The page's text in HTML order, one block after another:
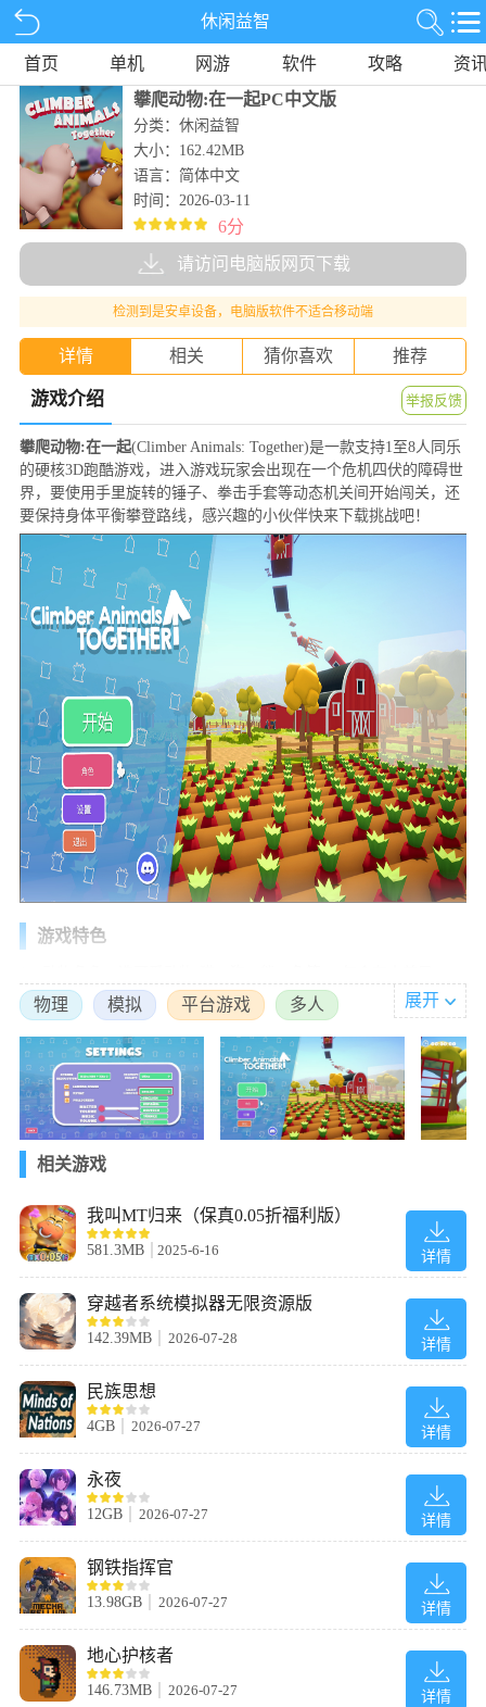
休闲益智
首页 单机 网游 软件 攻略
资
攀爬动物:在一起PC中文版
分类：休闲益智
大小：162.42MB
语言：简体中文
时间：2026-03-11
6分
请访问电脑版网页下载
检测到是安卓设备，电脑版软件不适合移动端
详情 相关 猜你喜欢 推荐
游戏介绍 举报反馈
攀爬动物:在一起(Climber Animals: Together)是一款支持1至8人同乐
的硬核3D跑酷游戏，进入游戏玩家会出现在一个危机四伏的障碍世
界，要使用手里旋转的锤子、拳击手套等动态机关间开始闯关，还
要保持身体平衡攀登路线，感兴趣的小伙伴快来下载挑战吧！
游戏特色
2、绳索/锁链连接：玩家被绳子/锁链绑在一起，必须同步攀爬、跳
跃、摆荡，一人失误全队受影响。
3、关卡目标：在复杂垂直/悬空场景里，爬得越高越好、闯过机
关、避开坠落，竞速/合作冲终点。
4、物理驱动：真实物理+绳索拉扯，操作有挑战，配合是关键。
5、模式：合作闯关、竞速、乱斗;单人也可玩。
攀爬动物:在一起新手指南
1、下载并启动游戏，在主菜单点击"Setting"选项进入系统设置界
面。
2、在设置列表中找到语言栏，将其切换为"简体中文"以便理解游戏
内容。
展开
物理 模拟 平台游戏 多人
相关游戏
详情
我叫MT归来（保真0.05折福利版）
581.3MB 2025-6-16
详情
穿越者系统模拟器无限资源版
142.39MB 2026-07-28
详情
民族思想
4GB 2026-07-27
详情
永夜
12GB 2026-07-27
详情
钢铁指挥官
13.98GB 2026-07-27
详情
地心护核者
146.73MB 2026-07-27